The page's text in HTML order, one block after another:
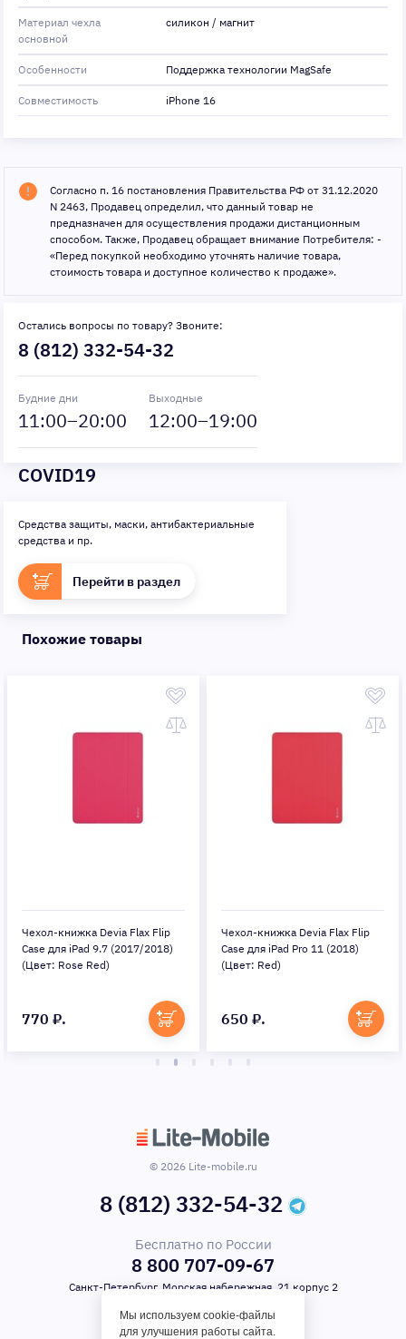
Материал чехла
основной
силикон / магнит
Особенности Поддержка технологии MagSafe
Совместимость iPhone 16
Согласно п. 16 постановления Правительства РФ от 31.12.2020
N 2463, Продавец определил, что данный товар не
предназначен для осуществления продажи дистанционным
способом. Также, Продавец обращает внимание Потребителя: -
«Перед покупкой необходимо уточнять наличие товара,
стоимость товара и доступное количество к продаже».
Остались вопросы по товару? Звоните:
8 (812) 332-54-32
Будние дни
11:00–20:00
Выходные
12:00–19:00
COVID19
Средства защиты, маски, антибактериальные
средства и пр.
Перейти в раздел
Похожие товары
Чехол-книжка Devia Flax Flip
Case для iPad 9.7 (2017/2018)
(Цвет: Rose Red)
770 ₽.
Чехол-книжка Devia Flax Flip
Case для iPad Pro 11 (2018)
(Цвет: Red)
650 ₽.
© 2026 Lite-mobile.ru
8 (812) 332-54-32
Бесплатно по России
8 800 707-09-67
Санкт-Петербург, Морская набережная, 21 корпус 2
Мы используем cookie-файлы
для улучшения работы сайта.